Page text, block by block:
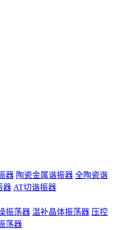
器 陶瓷金属谐振器 全陶瓷谐
器 AT切谐振器
振荡器 温补晶体振荡器 压控
荡器